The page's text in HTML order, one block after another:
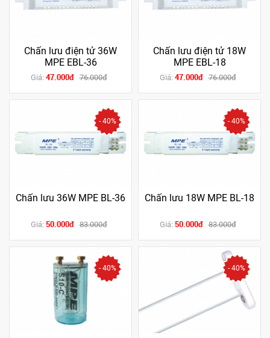
Chấn lưu điện tử 36W
MPE EBL-36
Giá: 47.000đ 76.000đ
Chấn lưu điện tử 18W
MPE EBL-18
Giá: 47.000đ 76.000đ
- 40%
Chấn lưu 36W MPE BL-36
Giá: 50.000đ 83.000đ
- 40%
Chấn lưu 18W MPE BL-18
Giá: 50.000đ 83.000đ
- 40% - 40%